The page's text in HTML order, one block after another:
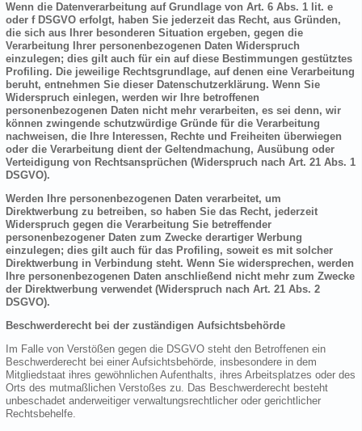
Wenn die Datenverarbeitung auf Grundlage von Art. 6 Abs. 1 lit. e
oder f DSGVO erfolgt, haben Sie jederzeit das Recht, aus Gründen,
die sich aus Ihrer besonderen Situation ergeben, gegen die
Verarbeitung Ihrer personenbezogenen Daten Widerspruch
einzulegen; dies gilt auch für ein auf diese Bestimmungen gestütztes
Profiling. Die jeweilige Rechtsgrundlage, auf denen eine Verarbeitung
beruht, entnehmen Sie dieser Datenschutzerklärung. Wenn Sie
Widerspruch einlegen, werden wir Ihre betroffenen
personenbezogenen Daten nicht mehr verarbeiten, es sei denn, wir
können zwingende schutzwürdige Gründe für die Verarbeitung
nachweisen, die Ihre Interessen, Rechte und Freiheiten überwiegen
oder die Verarbeitung dient der Geltendmachung, Ausübung oder
Verteidigung von Rechtsansprüchen (Widerspruch nach Art. 21 Abs. 1
DSGVO).
Werden Ihre personenbezogenen Daten verarbeitet, um
Direktwerbung zu betreiben, so haben Sie das Recht, jederzeit
Widerspruch gegen die Verarbeitung Sie betreffender
personenbezogener Daten zum Zwecke derartiger Werbung
einzulegen; dies gilt auch für das Profiling, soweit es mit solcher
Direktwerbung in Verbindung steht. Wenn Sie widersprechen, werden
Ihre personenbezogenen Daten anschließend nicht mehr zum Zwecke
der Direktwerbung verwendet (Widerspruch nach Art. 21 Abs. 2
DSGVO).
Beschwerderecht bei der zuständigen Aufsichtsbehörde
Im Falle von Verstößen gegen die DSGVO steht den Betroffenen ein
Beschwerderecht bei einer Aufsichtsbehörde, insbesondere in dem
Mitgliedstaat ihres gewöhnlichen Aufenthalts, ihres Arbeitsplatzes oder des
Orts des mutmaßlichen Verstoßes zu. Das Beschwerderecht besteht
unbeschadet anderweitiger verwaltungsrechtlicher oder gerichtlicher
Rechtsbehelfe.